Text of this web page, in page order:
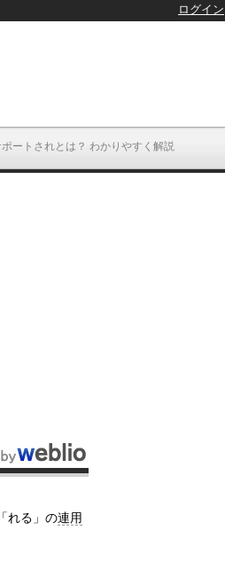
ートされとは？ わかりやすく解説
ログイン
「れる」の連用